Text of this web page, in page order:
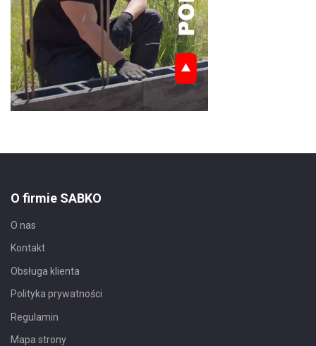
O firmie SABKO
O nas
Kontakt
Obsługa klienta
Polityka prywatności
Regulamin
Mapa strony